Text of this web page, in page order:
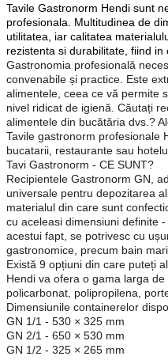
Tavile Gastronorm Hendi sunt
profesionala. Multitudinea de
utilitatea, iar calitatea
rezistenta si durabilitate, fiind in
Gastronomia profesională
convenabile și practice. Este
alimentele, ceea ce vă permite
nivel ridicat de igienă. Căutați
alimentele din bucătăria dvs.?
Tavile gastronorm profesionale
bucatarii, restaurante sau
Tavi Gastronorm - CE SUNT?
Recipientele Gastronorm GN,
universale pentru depozitarea
materialul din care sunt
cu aceleasi dimensiuni definite
acestui fapt, se potrivesc cu
gastronomice, precum bain
Există 9 opțiuni din care puteți
Hendi va ofera o gama larga
policarbonat, polipropilena,
Dimensiunile containerelor
GN 1/1 - 530 × 325 mm
GN 2/1 - 650 × 530 mm
GN 1/2 - 325 × 265 mm